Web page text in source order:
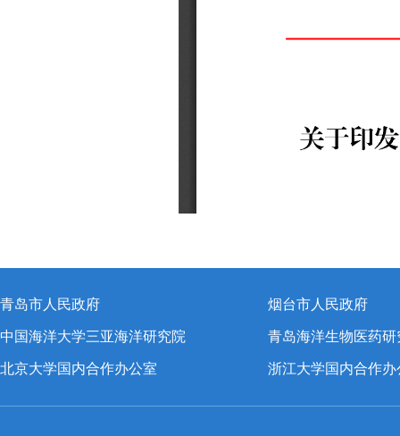
青岛市人民政府 烟台市人民政府
中国海洋大学三亚海洋研究院 青岛海洋生物医药研
北京大学国内合作办公室 浙江大学国内合作办